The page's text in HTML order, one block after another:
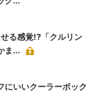
る感覚!?「クルリン
ま...
にいいクーラーボック